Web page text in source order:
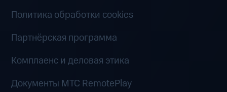
Политика обработки cookies
Партнёрская программа
Комплаенс и деловая этика
Документы MTC RemotePlay